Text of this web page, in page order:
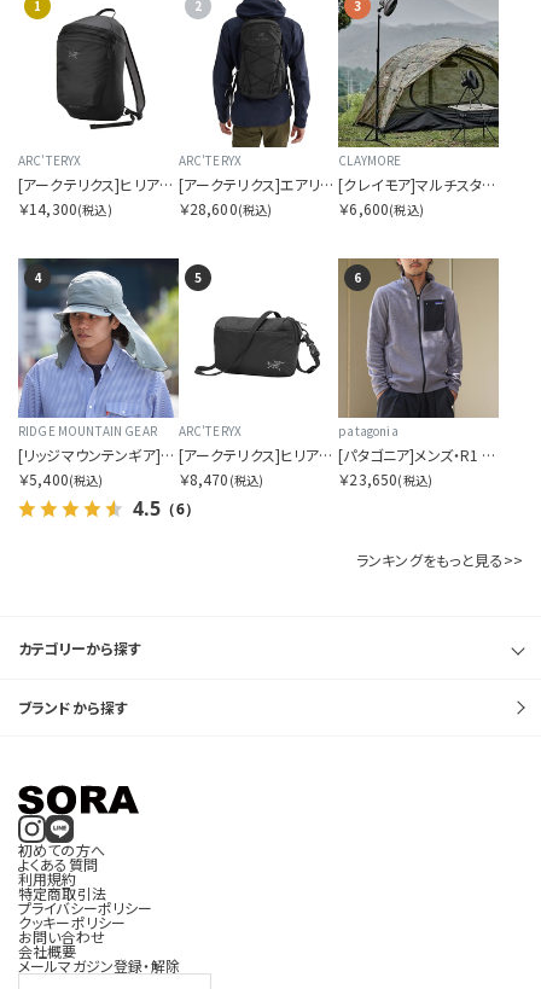
Z
カラーを指定する
価格帯を指定する
円〜
サイズを指定する
在庫を指定する
表示順を指定する
1
ARC'TERYX
[アークテリクス]ヒリアド 15 バックパック
￥14,300(税込)
2
ARC'TERYX
[アークテリクス]エアリオス 18 バックパック
￥28,600(税込)
3
CLAYMORE
[クレイモア]マルチスタンド
￥6,600(税込)
4
RIDGE MOUNTAIN GEAR
[リッジマウンテンギア]サンシェード 2026
￥5,400(税込)
4.5 （6）
5
ARC'TERYX
[アークテリクス]ヒリアド クロスボディ
￥8,470 (税込)
6
patagonia
[パタゴニア]メンズ・R1 エア・ジャケット
￥23,650(税込)
ランキングをもっと見る>>
カテゴリーから探す
ブランドから探す
初めての方へ
よくある質問
利用規約
特定商取引法
プライバシーポリシー
クッキーポリシー
お問い合わせ
会社概要
メールマガジン登録・解除